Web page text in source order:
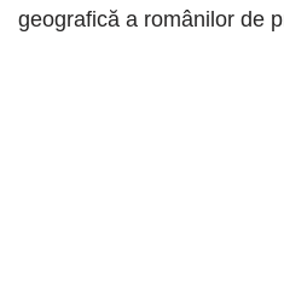
geografică a românilor de